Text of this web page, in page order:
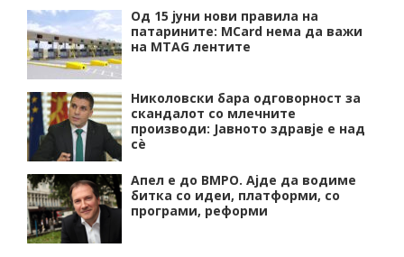
Од 15 јуни нови правила на
патарините: MCard нема да важи
на MTAG лентите
Николовски бара одговорност за
скандалот со млечните
производи: Јавното здравје е над
сѐ
Апел е до ВМРО. Ајде да водиме
битка со идеи, платформи, со
програми, реформи